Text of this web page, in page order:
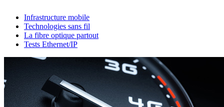
nous
S'enregistrer
Se
connecter
Entreprise
Partenaires
Infrastructure mobile
Technologies sans fil
La fibre optique partout
Tests Ethernet/IP